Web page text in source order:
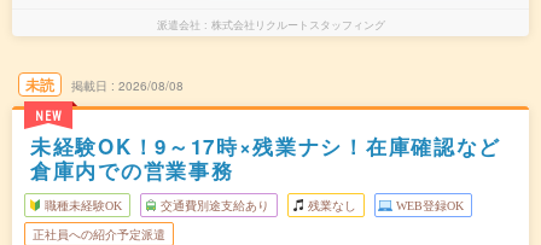
派遣会社 株式会社リクルートスタッフィング
未読
NEW
掲載日 2026/08/08
未経験OK！9～17時×残業ナシ！在庫確認など
倉庫内での営業事務
職種未経験OK 交通費別途支給あり 残業なし WEB登録OK
正社員への紹介予定派遣